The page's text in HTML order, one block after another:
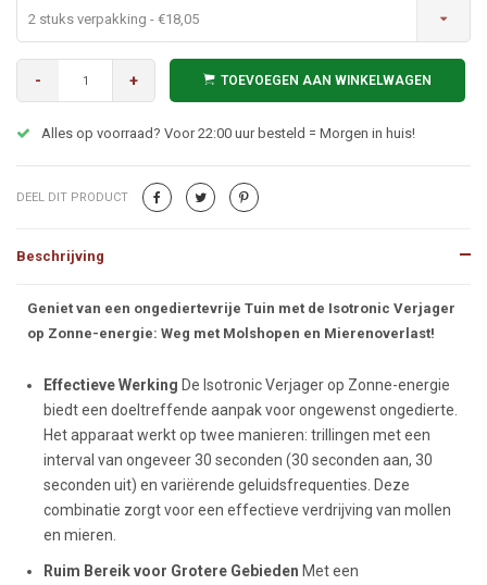
2 stuks verpakking - €18,05
- + TOEVOEGEN AAN WINKELWAGEN
Alles op voorraad? Voor 22:00 uur besteld = Morgen in huis!
DEEL DIT PRODUCT
Beschrijving
Beschrijving
Geniet van een ongediertevrije Tuin met de Isotronic Verjager
op Zonne-energie: Weg met Molshopen en Mierenoverlast!
Effectieve Werking De Isotronic Verjager op Zonne-energie
biedt een doeltreffende aanpak voor ongewenst ongedierte.
Het apparaat werkt op twee manieren: trillingen met een
interval van ongeveer 30 seconden (30 seconden aan, 30
seconden uit) en variërende geluidsfrequenties. Deze
combinatie zorgt voor een effectieve verdrijving van mollen
en mieren.
Ruim Bereik voor Grotere Gebieden Met een